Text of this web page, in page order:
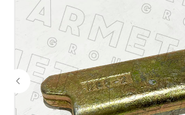
Ваш телефон
Ваше имя